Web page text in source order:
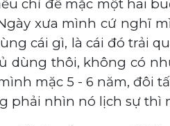
chỉ để mặc một hai
xưa mình cứ nghĩ
cái gì, là cái đó trải
dùng thôi, không có
mặc 5 - 6 năm,
phải nhìn nó lịch sự